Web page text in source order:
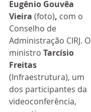
Eugênio Gouvêa
Vieira (foto), com o
Conselho de
Administração CIRJ. O
ministro Tarcísio
Freitas
(Infraestrutura), um
dos participantes da
videoconferência,